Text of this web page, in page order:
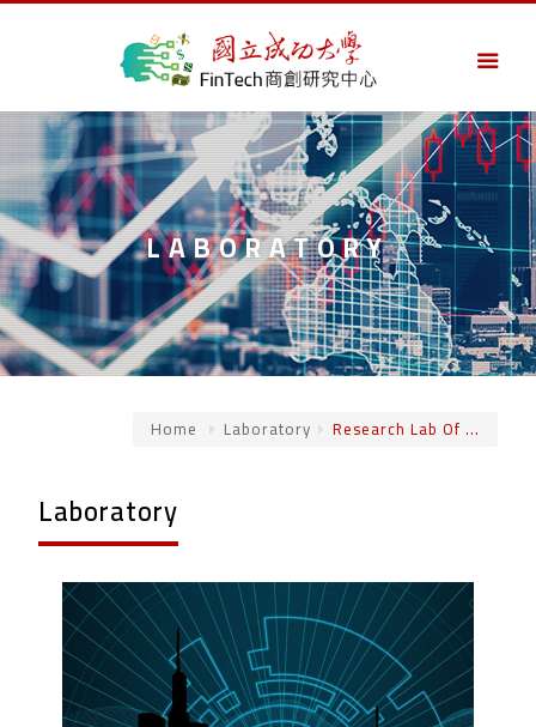
LABORATORY
Home Laboratory Research Lab Of ...
Laboratory